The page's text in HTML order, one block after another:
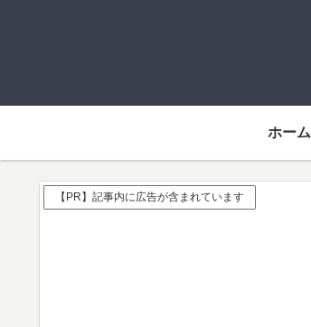
ホーム
【PR】記事内に広告が含まれています